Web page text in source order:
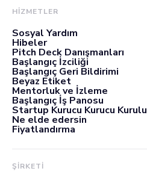
HİZMETLER
Sosyal Yardım
Hibeler
Pitch Deck Danışmanları
Başlangıç İzciliği
Başlangıç Geri Bildirimi
Beyaz Etiket
Mentorluk ve İzleme
Başlangıç İş Panosu
Startup Kurucu Kurucu Kurulu
Ne elde edersin
Fiyatlandırma
ŞİRKETİ